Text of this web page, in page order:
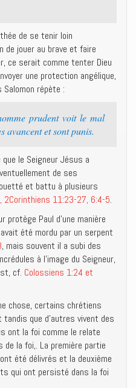
de se tenir loin
de jouer au brave et faire
ce serait comme tenter Dieu
une protection angélique,
Salomon répète :
prudent voit le mal
avancent et sont punis.
le Seigneur Jésus a
de ses
et battu à plusieurs
2Corinthiens 11:23-27, 6:4-5.
protège Paul d’une manière
été mordu par un serpent
, mais souvent il a subi des
à l’image du Seigneur,
cf. Colossiens 1:24 et
chose, certains chrétiens
que d’autres vivent des
ont la foi comme le relate
de la foi,. La première partie
été délivrés et la deuxième
qui ont persisté dans la foi